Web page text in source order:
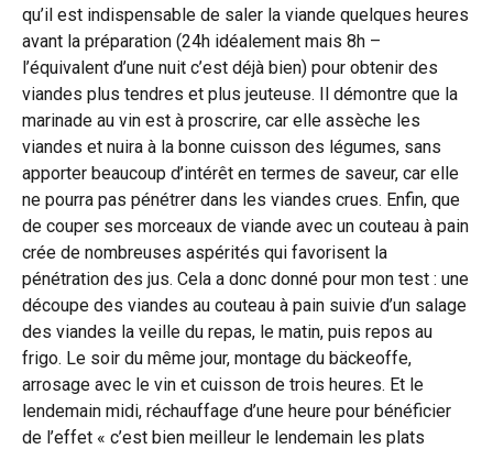
qu’il est indispensable de saler la viande quelques heures
avant la préparation (24h idéalement mais 8h –
l’équivalent d’une nuit c’est déjà bien) pour obtenir des
viandes plus tendres et plus jeuteuse. Il démontre que la
marinade au vin est à proscrire, car elle assèche les
viandes et nuira à la bonne cuisson des légumes, sans
apporter beaucoup d’intérêt en termes de saveur, car elle
ne pourra pas pénétrer dans les viandes crues. Enfin, que
de couper ses morceaux de viande avec un couteau à pain
crée de nombreuses aspérités qui favorisent la
pénétration des jus. Cela a donc donné pour mon test : une
découpe des viandes au couteau à pain suivie d’un salage
des viandes la veille du repas, le matin, puis repos au
frigo. Le soir du même jour, montage du bäckeoffe,
arrosage avec le vin et cuisson de trois heures. Et le
lendemain midi, réchauffage d’une heure pour bénéficier
de l’effet « c’est bien meilleur le lendemain les plats